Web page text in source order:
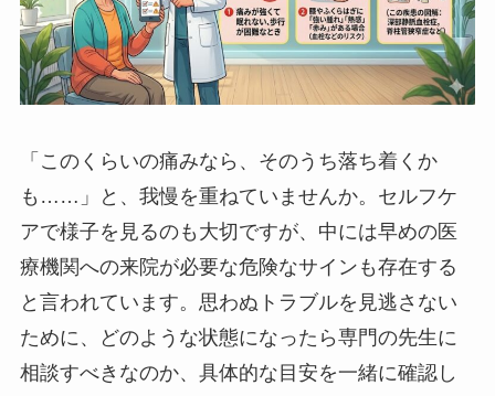
「このくらいの痛みなら、そのうち落ち着くか
も……」と、我慢を重ねていませんか。セルフケ
アで様子を見るのも大切ですが、中には早めの医
療機関への来院が必要な危険なサインも存在する
と言われています。思わぬトラブルを見逃さない
ために、どのような状態になったら専門の先生に
相談すべきなのか、具体的な目安を一緒に確認し